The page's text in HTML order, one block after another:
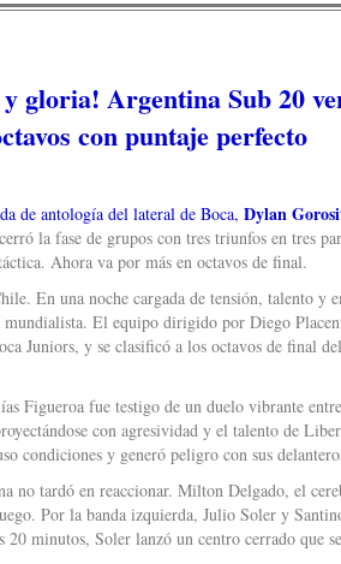
y gloria! Argentina Sub 20
con puntaje perfecto
de antología del lateral de Boca, Dylan
la fase de grupos con tres triunfos en tres
Ahora va por más en octavos de final.
En una noche cargada de tensión, talento
mundialista. El equipo dirigido por Diego
Juniors, y se clasificó a los octavos de final
Figueroa fue testigo de un duelo vibrante
con agresividad y el talento de
condiciones y generó peligro con sus
no tardó en reaccionar. Milton Delgado, el
Por la banda izquierda, Julio Soler y
minutos, Soler lanzó un centro cerrado que